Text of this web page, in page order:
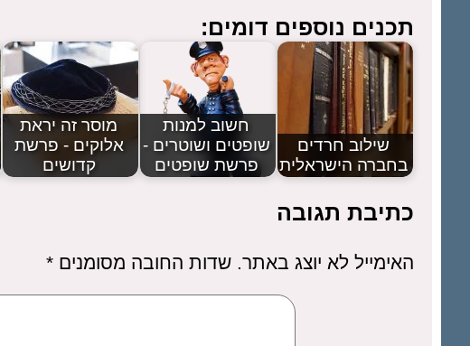
תכנים נוספים דומים:
שילוב חרדים
בחברה הישראלית
חשוב למנות
שופטים ושוטרים -
פרשת שופטים
מוסר זה יראת
אלוקים - פרשת
קדושים
כתיבת תגובה
האימייל לא יוצג באתר. שדות החובה מסומנים *